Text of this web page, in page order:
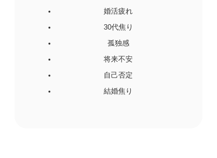
婚活疲れ
30代焦り
孤独感
将来不安
自己否定
結婚焦り